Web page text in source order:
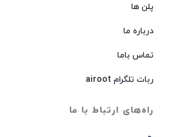
پلن ها
درباره ما
تماس باما
ربات تلگرام airoot
راه‌های ارتباط با ما